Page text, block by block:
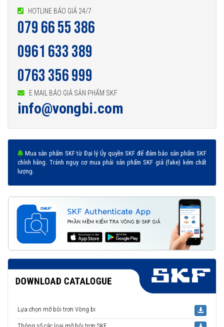
HOTLINE BÁO GIÁ 24/7
079 66 55 386
0961 633 389
0763 356 999
E MAIL BÁO GIÁ SẢN PHẨM SKF
info@vongbi.com
Mua sản phẩm SKF từ Đại lý Ủy quyền SKF để đảm bảo sản phẩm SKF
chính hãng. Tránh nguy cơ mua phải sản phẩm SKF giả (fake) kém chất
lượng.
Lựa chọn mỡ bôi trơn Vòng bi